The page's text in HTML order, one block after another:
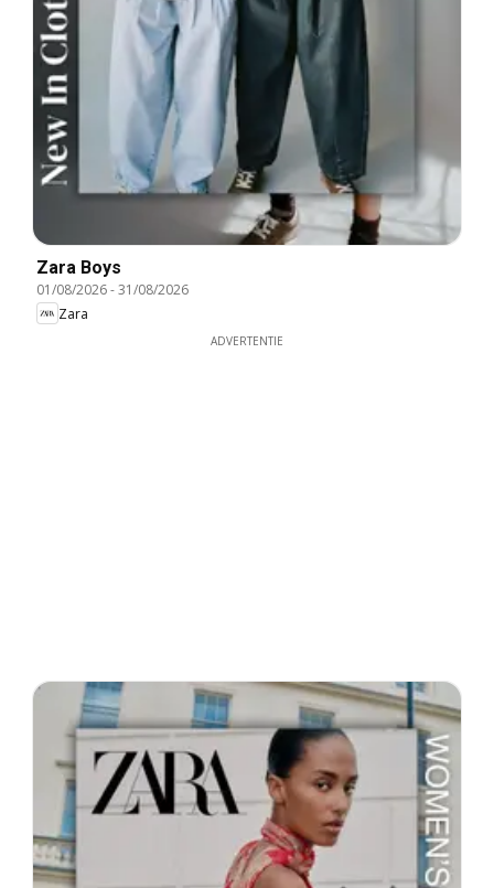
Zara Boys
01/08/2026-31/08/2026
Zara
ADVERTENTIE